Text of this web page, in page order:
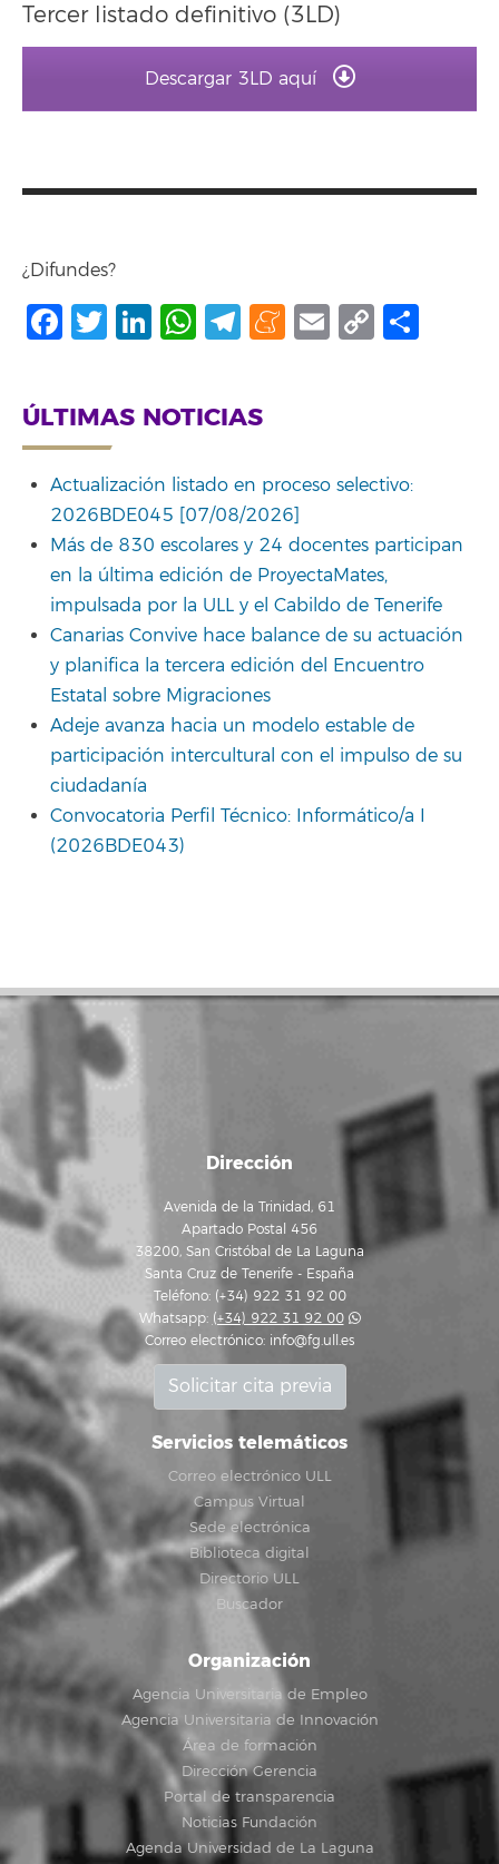
Tercer listado definitivo (3LD)
Descargar 3LD aquí
¿Difundes?
Facebook
Twitter
LinkedIn
WhatsApp
Telegram
Meneame
Email
Copy
ÚLTIMAS NOTICIAS
Actualización listado en proceso selectivo:
2026BDE045 [07/08/2026]
Más de 830 escolares y 24 docentes participan
en la última edición de ProyectaMates,
impulsada por la ULL y el Cabildo de Tenerife
Canarias Convive hace balance de su actuación
y planifica la tercera edición del Encuentro
Estatal sobre Migraciones
Adeje avanza hacia un modelo estable de
participación intercultural con el impulso de su
ciudadanía
Convocatoria Perfil Técnico: Informático/a I
(2026BDE043)
Dirección
Avenida de la Trinidad, 61
Apartado Postal 456
38200, San Cristóbal de La Laguna
Santa Cruz de Tenerife - España
Teléfono: (+34) 922 31 92 00
Whatsapp: (+34) 922 31 92 00
Correo electrónico: info@fg.ull.es
Solicitar cita previa
Servicios telemáticos
Correo electrónico ULL
Campus Virtual
Sede electrónica
Biblioteca digital
Directorio ULL
Buscador
Organización
Agencia Universitaria de Empleo
Agencia Universitaria de Innovación
Área de formación
Dirección Gerencia
Portal de transparencia
Noticias Fundación
Agenda Universidad de La Laguna